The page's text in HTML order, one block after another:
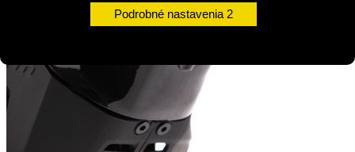
Podrobné nastavenia